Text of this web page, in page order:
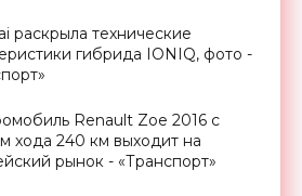
раскрыла технические
гибрида IONIQ, фото -
Renault Zoe 2016 с
хода 240 км выходит на
рынок - «Транспорт»